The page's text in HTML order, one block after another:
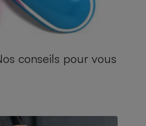
conseils pour vous